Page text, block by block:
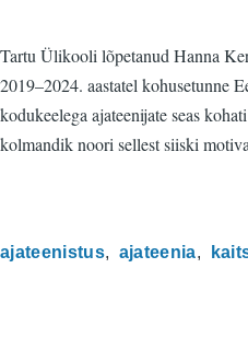
Tartu Ülikooli lõpetanud Hanna
2019–2024. aastatel kohusetunne
kodukeelega ajateenijate seas
kolmandik noori sellest siiski
ajateenistus ajateenia